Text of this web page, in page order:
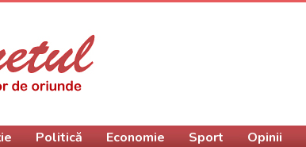
Politică Economie Sport Opinii